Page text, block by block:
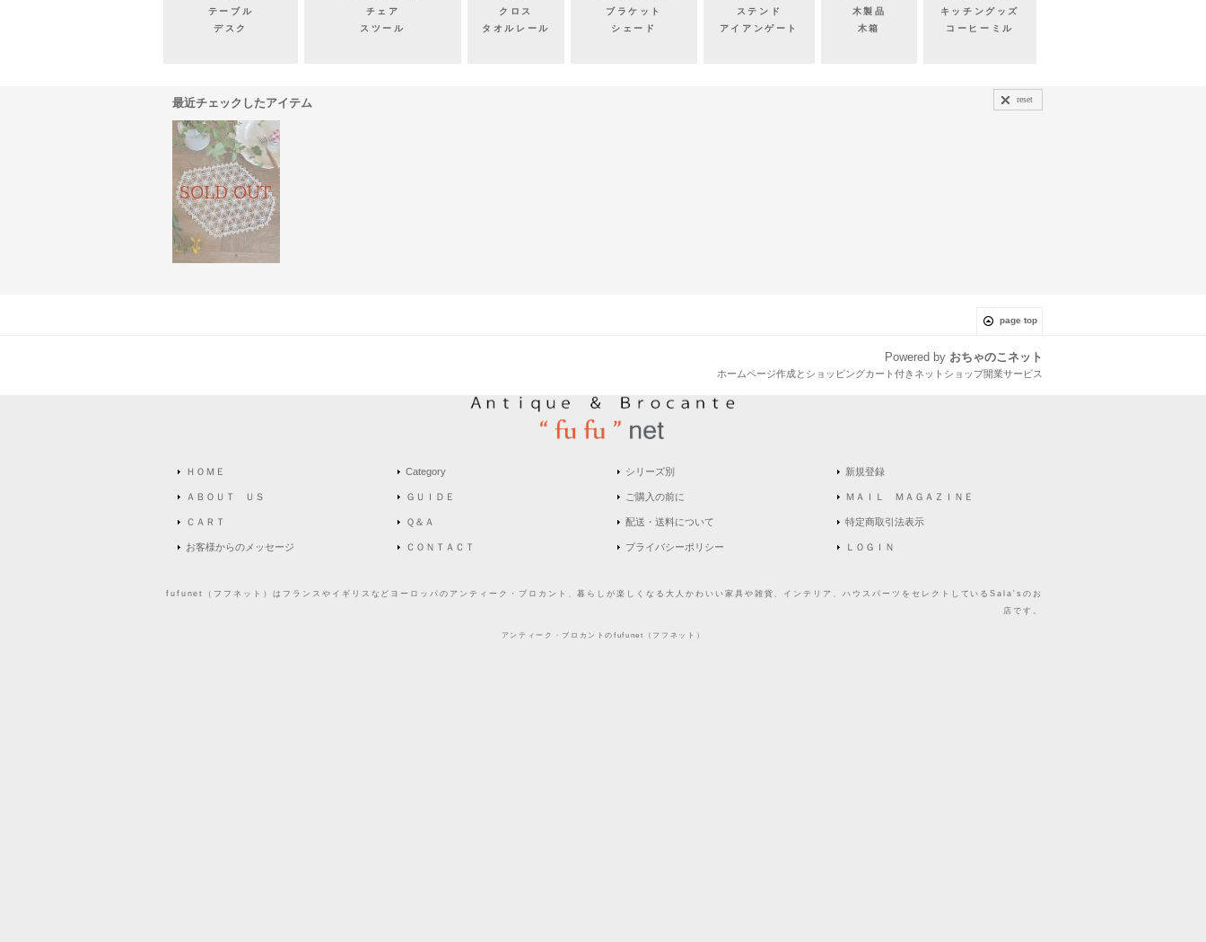
テーブル
デスク
チェア
スツール
クロス
タオルレール
ブラケット
シェード
ステンド
アイアンゲート
木製品
木箱
キッチングッズ
コーヒーミル
最近チェックしたアイテム reset
page top
Powered by おちゃのこネット
ホームページ作成とショッピングカート付きネットショップ開業サービス
ＨＯＭＥ
ＡＢＯＵＴ ＵＳ
ＣＡＲＴ
お客様からのメッセージ
Category
ＧＵＩＤＥ
Ｑ＆Ａ
ＣＯＮＴＡＣＴ
シリーズ別
ご購入の前に
配送・送料について
プライバシーポリシー
新規登録
ＭＡＩＬ ＭＡＧＡＺＩＮＥ
特定商取引法表示
ＬＯＧＩＮ
fufunet（フフネット）はフランスやイギリスなどヨーロッパのアンティーク・ブロカント、暮らしが楽しくなる大人かわいい家具や雑貨、インテリア、ハウスパーツをセレクトしているSala'sのお
店です。
アンティーク・ブロカントのfufunet（フフネット）